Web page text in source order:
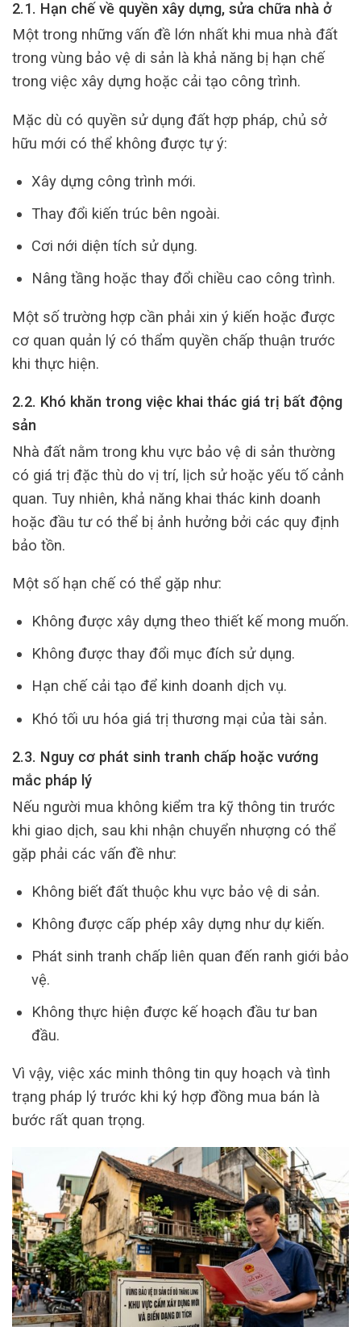
2.1. Hạn chế về quyền xây dựng, sửa chữa nhà ở
Một trong những vấn đề lớn nhất khi mua nhà đất
trong vùng bảo vệ di sản là khả năng bị hạn chế
trong việc xây dựng hoặc cải tạo công trình.
Mặc dù có quyền sử dụng đất hợp pháp, chủ sở
hữu mới có thể không được tự ý:
Xây dựng công trình mới.
Thay đổi kiến trúc bên ngoài.
Cơi nới diện tích sử dụng.
Nâng tầng hoặc thay đổi chiều cao công trình.
Một số trường hợp cần phải xin ý kiến hoặc được
cơ quan quản lý có thẩm quyền chấp thuận trước
khi thực hiện.
2.2. Khó khăn trong việc khai thác giá trị bất động
sản
Nhà đất nằm trong khu vực bảo vệ di sản thường
có giá trị đặc thù do vị trí, lịch sử hoặc yếu tố cảnh
quan. Tuy nhiên, khả năng khai thác kinh doanh
hoặc đầu tư có thể bị ảnh hưởng bởi các quy định
bảo tồn.
Một số hạn chế có thể gặp như:
Không được xây dựng theo thiết kế mong muốn.
Không được thay đổi mục đích sử dụng.
Hạn chế cải tạo để kinh doanh dịch vụ.
Khó tối ưu hóa giá trị thương mại của tài sản.
2.3. Nguy cơ phát sinh tranh chấp hoặc vướng
mắc pháp lý
Nếu người mua không kiểm tra kỹ thông tin trước
khi giao dịch, sau khi nhận chuyển nhượng có thể
gặp phải các vấn đề như:
Không biết đất thuộc khu vực bảo vệ di sản.
Không được cấp phép xây dựng như dự kiến.
Phát sinh tranh chấp liên quan đến ranh giới bảo
vệ.
Không thực hiện được kế hoạch đầu tư ban
đầu.
Vì vậy, việc xác minh thông tin quy hoạch và tình
trạng pháp lý trước khi ký hợp đồng mua bán là
bước rất quan trọng.